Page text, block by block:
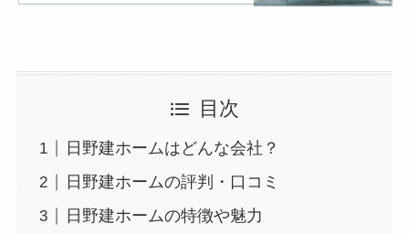
目次
日野建ホームはどんな会社？
日野建ホームの評判・口コミ
日野建ホームの特徴や魅力